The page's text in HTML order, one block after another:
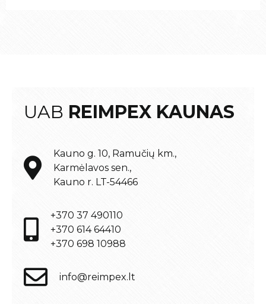
UAB REIMPEX KAUNAS
Kauno g. 10, Ramučių km.,
Karmėlavos sen.,
Kauno r. LT-54466
+370 37 490110
+370 614 64410
+370 698 10988
info@reimpex.lt